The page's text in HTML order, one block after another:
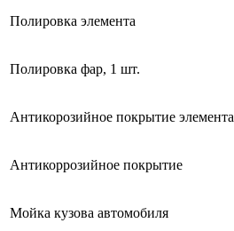
Полировка элемента
Полировка фар, 1 шт.
Антикорозийное покрытие элемента
Антикоррозийное покрытие
Мойка кузова автомобиля